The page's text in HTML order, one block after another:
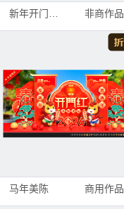
非商作品
马年美陈 商用作品